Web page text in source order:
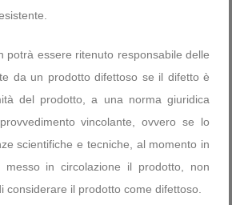
potrà essere ritenuto responsabile delle
da un prodotto difettoso se il difetto è
del prodotto, a una norma giuridica
vincolante, ovvero se lo
scientifiche e tecniche, al momento in
in circolazione il prodotto, non
considerare il prodotto come difettoso.